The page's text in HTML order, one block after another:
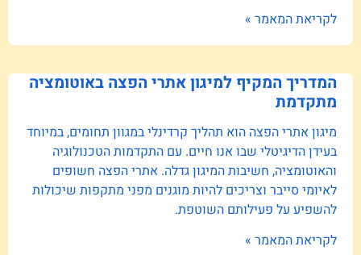
לקריאת המאמר »
המדריך המקיף למיגון אתרי הפצה באוטומציה
מתקדמת
מיגון אתרי הפצה הוא תהליך קרדינלי במגוון תחומים, במיוחד
בעידן הדיגיטלי שבו אנו חיים. עם התקדמות הטכנולוגיה
והאוטומציה, חשיבות המיגון גדלה. אתרי הפצה חשופים
לאיומי סייבר וצריכים להיות מוגנים מפני מתקפות שיכולות
להשפיע על פעילותם השוטפת.
לקריאת המאמר »